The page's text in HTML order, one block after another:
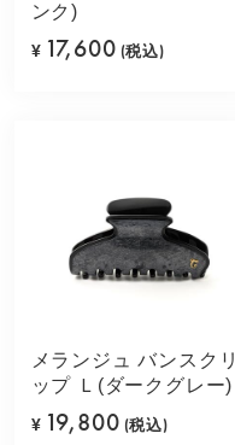
ンク)
¥ 17,600 (税込)
メランジュ バンスクリ
ップ Ｌ(ダークグレー)
¥ 19,800 (税込)